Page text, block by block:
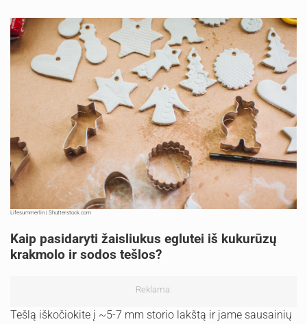
Lifesummerlin | Shutterstock.com
Kaip pasidaryti žaisliukus eglutei iš kukurūzų
krakmolo ir sodos tešlos?
Reklama:
Tešlą iškočiokite į ~5-7 mm storio lakštą ir jame sausainių